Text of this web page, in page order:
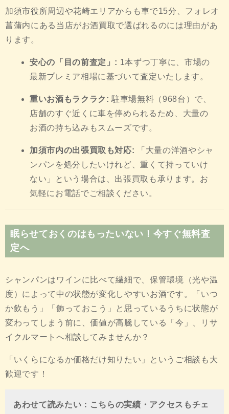
加須市役所周辺や花崎エリアからも車で15分、フォレオ
菖蒲内にある当店がお酒買取で選ばれるのには理由があ
ります。
安心の「目の前査定」: 1本ずつ丁寧に、市場の
最新プレミア相場に基づいて査定いたします。
重いお酒もラクラク: 駐車場無料（968台）で、
店舗のすぐ近くに車を停められるため、大量の
お酒の持ち込みもスムーズです。
加須市内の出張買取も対応: 「大量の洋酒やシャ
ンパンを処分したいけれど、重くて持っていけ
ない」という場合は、出張買取も承ります。お
気軽にお電話でご相談ください。
眠らせておくのはもったいない！今すぐ無料査
定へ
シャンパンはワインに比べて繊細で、保管環境（光や温
度）によって中の状態が変化しやすいお酒です。「いつ
か飲もう」「飾っておこう」と思っているうちに状態が
変わってしまう前に、価値が高騰している「今」、リサ
イクルマートへ相談してみませんか？
「いくらになるか価格だけ知りたい」というご相談も大
歓迎です！
あわせて読みたい：こちらの実績・アクセスもチェ